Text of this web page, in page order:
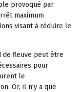
provoqué par
maximum
visant à réduire le
de fleuve peut être
pour
le
Or, il n’y a que